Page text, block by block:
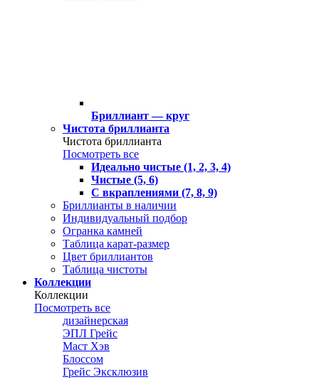
Бриллиант — круг
Чистота бриллианта
Чистота бриллианта
Посмотреть все
Идеально чистые (1, 2, 3, 4)
Чистые (5, 6)
С вкраплениями (7, 8, 9)
Бриллианты в наличии
Индивидуальный подбор
Огранка камней
Таблица карат-размер
Цвет бриллиантов
Таблица чистоты
Коллекции
Коллекции
Посмотреть все
дизайнерская
ЭПЛ Грейс
Маст Хэв
Блоссом
Грейс Эксклюзив